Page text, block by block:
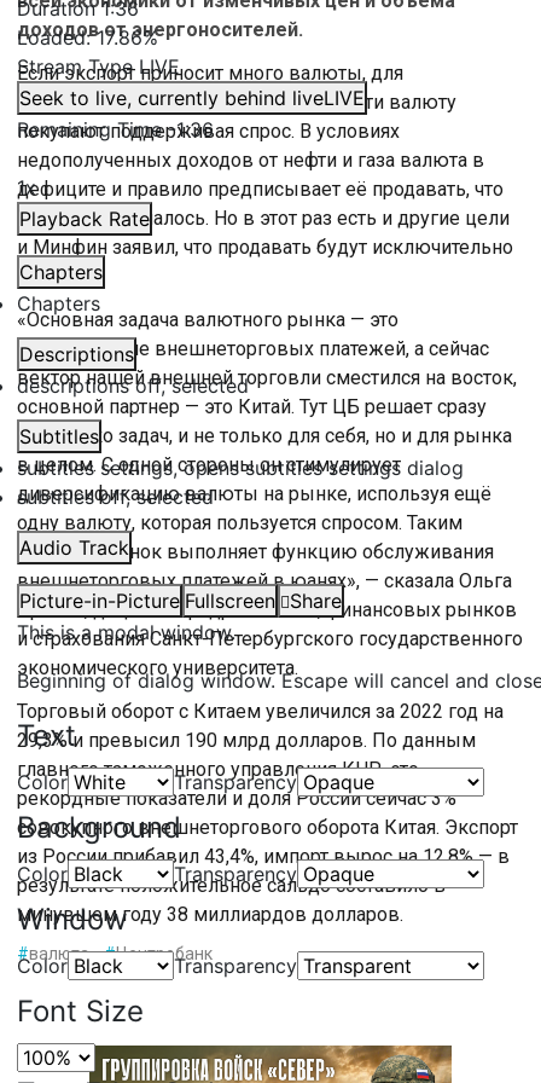
Duration1:36
Loaded:17.86%
Stream Type LIVE
Seek to live, currently behind liveLIVE
Remaining Time-1:36
1x
Playback Rate
Chapters
Chapters
Descriptions
descriptions off, selected
Subtitles
subtitles settings, opens subtitles settings dialog
subtitles off, selected
Audio Track
Picture-in-Picture Fullscreen
Share
This is a modal window.
Beginning of dialog window. Escape will cancel and
Text
Color Transparency
Background
Color Transparency
Window
Color Transparency
Font Size
доходов от энергоносителей.
Если экспорт приносит много валюты, для
стабилизации курса финансовые власти валюту
покупают поддерживая спрос. В условиях
недополученных доходов от нефти и газа валюта в
дефиците и правило предписывает её продавать, что
уже не раз делалось. Но в этот раз есть и другие цели
и Минфин заявил, что продавать будут исключительно
юани.
«Основная задача валютного рынка — это
обслуживание внешнеторговых платежей, а сейчас
вектор нашей внешней торговли сместился на восток,
основной партнер — это Китай. Тут ЦБ решает сразу
несколько задач, и не только для себя, но и для рынка
в целом. С одной стороны он стимулирует
диверсификацию валюты на рынке, используя ещё
одну валюту, которая пользуется спросом. Таким
образом, рынок выполняет функцию обслуживания
внешнеторговых платежей в юанях», — сказала Ольга
Орлова, доцент кафедры банков, финансовых рынков
и страхования Санкт-Петербургского государственного
экономического университета.
Торговый оборот с Китаем увеличился за 2022 год на
29,3% и превысил 190 млрд долларов. По данным
главного таможенного управления КНР, это
рекордные показатели и доля России сейчас 3%
совокупного внешнеторгового оборота Китая. Экспорт
из России прибавил 43,4%, импорт вырос на 12,8% — в
результате положительное сальдо составило в
минувшем году 38 миллиардов долларов.
#валюта #Центробанк